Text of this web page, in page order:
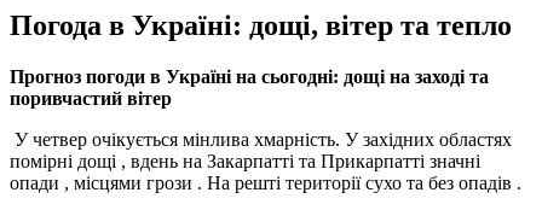
Погода в Україні: дощі, вітер та тепло
Прогноз погоди в Україні на сьогодні: дощі на заході та
поривчастий вітер
У четвер очікується мінлива хмарність. У західних областях
помірні дощі , вдень на Закарпатті та Прикарпатті значні
опади , місцями грози . На решті території сухо та без опадів .